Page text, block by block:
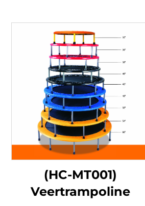
(HC-MT001)
Veertrampoline